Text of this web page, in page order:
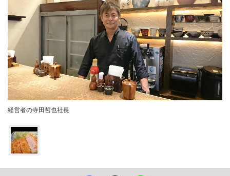
経営者の寺田哲也社長